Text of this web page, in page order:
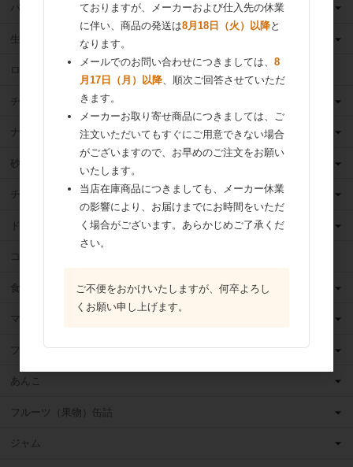
バター
生クリーム
ロングライフ牛乳
チーズ
ナッツ
砂糖
チョコレート
ドライフルーツ
ココア
食用油
マーガリン
フィリング
あんこ
フルーツ（果物）缶詰
ジャム
ておりますが、メーカーおよび仕入先の休業
に伴い、商品の発送は8月18日（火）以降と
なります。
メールでのお問い合わせにつきましては、 8
月17日（月）以降、順次ご回答させていただ
きます。
メーカーお取り寄せ商品につきましては、ご
注文いただいてもすぐにご用意できない場合
がございますので、お早めのご注文をお願い
いたします。
当店在庫商品につきましても、メーカー休業
の影響により、お届けまでにお時間をいただ
く場合がございます。あらかじめご了承くだ
さい。
ご不便をおかけいたしますが、何卒よろし
くお願い申し上げます。